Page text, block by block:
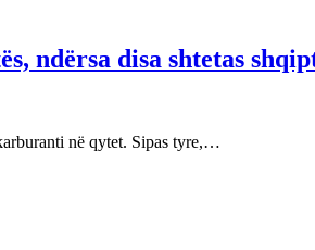
ndërsa disa shtetas
në qytet. Sipas tyre,…